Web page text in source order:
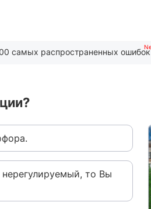
самых распространенных ошибок
то Вы